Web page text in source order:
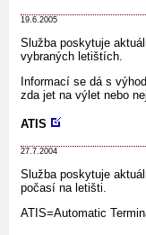
19.6.2005
Služba poskytuje
vybraných letištích.
Informací se dá s
zda jet na výlet nebo
ATIS
27.7.2004
Služba poskytuje
počasí na letišti.
ATIS=Automatic